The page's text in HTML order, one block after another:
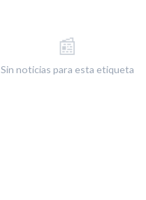
📰
Sin noticias para esta etiqueta